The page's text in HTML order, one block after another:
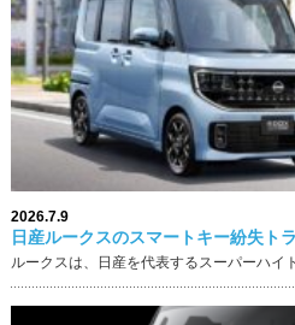
2026.7.9
日産ルークスのスマートキー紛失ト
ルークスは、日産を代表するスーパーハイ